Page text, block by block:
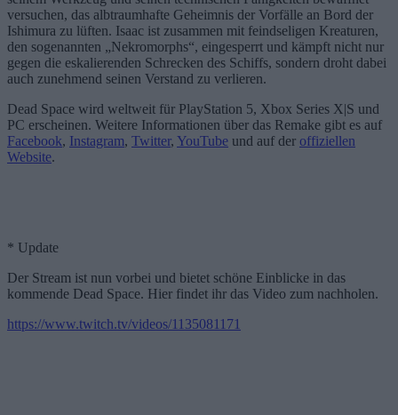
versuchen, das albtraumhafte Geheimnis der Vorfälle an Bord der
Ishimura zu lüften. Isaac ist zusammen mit feindseligen Kreaturen,
den sogenannten „Nekromorphs“, eingesperrt und kämpft nicht nur
gegen die eskalierenden Schrecken des Schiffs, sondern droht dabei
auch zunehmend seinen Verstand zu verlieren.
Dead Space wird weltweit für PlayStation 5, Xbox Series X|S und
PC erscheinen. Weitere Informationen über das Remake gibt es auf
Facebook, Instagram, Twitter, YouTube und auf der offiziellen
Website.
* Update
Der Stream ist nun vorbei und bietet schöne Einblicke in das
kommende Dead Space. Hier findet ihr das Video zum nachholen.
https://www.twitch.tv/videos/1135081171